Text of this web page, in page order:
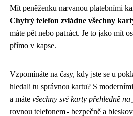
Mít peněženku narvanou platebními
Chytrý telefon zvládne všechny
máte pět nebo patnáct. Je to jako mít
přímo v kapse.
Vzpomínáte na časy, kdy jste se u
hledali tu správnou kartu? S
a máte všechny své karty přehledně na
rovnou telefonem - bezpečně a